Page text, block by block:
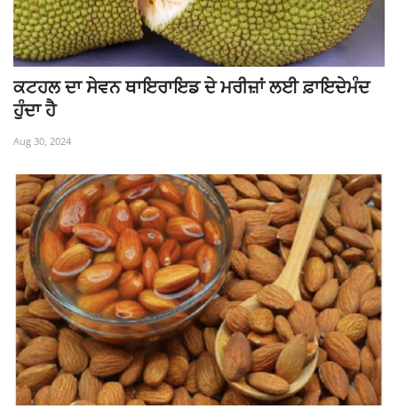
Giddarbaha
Railway Time Table
Lambi
Punjab
Life & Style
Important
Contact Us
ਕਟਹਲ ਦਾ ਸੇਵਨ ਥਾਇਰਾਇਡ ਦੇ ਮਰੀਜ਼ਾਂ ਲਈ ਫ਼ਾਇਦੇਮੰਦ
ਹੁੰਦਾ ਹੈ
Aug 30, 2024